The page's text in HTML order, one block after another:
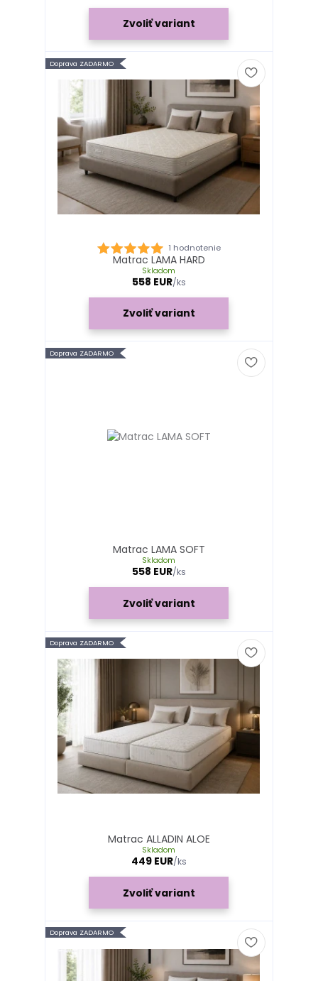
Zvoliť variant
Doprava ZADARMO
1 hodnotenie
Matrac LAMA HARD
558 EUR/ks
Skladom
Zvoliť variant
Doprava ZADARMO
Matrac LAMA SOFT
558 EUR/ks
Skladom
Zvoliť variant
Doprava ZADARMO
Matrac ALLADIN ALOE
449 EUR/ks
Skladom
Zvoliť variant
Doprava ZADARMO